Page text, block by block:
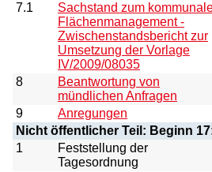
7.1
Sachstand zum
Flächenmanagement -
Zwischenstandsbericht zur
Umsetzung der Vorlage
IV/2009/08035
8
Beantwortung von
mündlichen Anfragen
9
Anregungen
Nicht öffentlicher Teil: Beginn
1
Feststellung der
Tagesordnung